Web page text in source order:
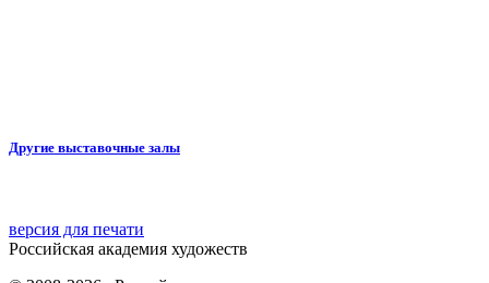
Другие выставочные залы
версия для печати
Российская академия художеств